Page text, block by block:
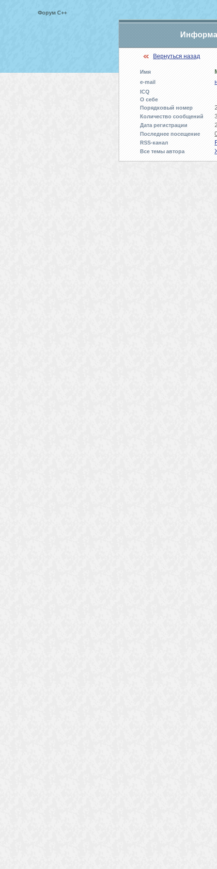
Форум С++
Вернуться назад
Имя
e-mail
ICQ
О себе
Порядковый номер
Количество сообщений
Дата регистрации
Последнее посещение
RSS-канал
Все темы автора